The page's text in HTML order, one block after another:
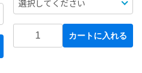
カートに入れる